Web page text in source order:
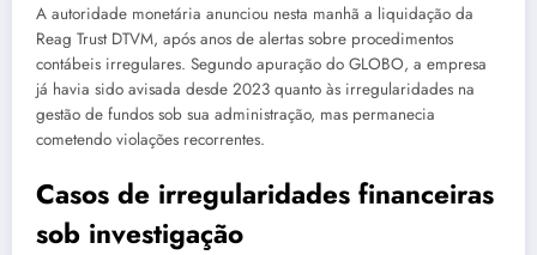
A autoridade monetária anunciou nesta manhã a liquidação da
Reag Trust DTVM, após anos de alertas sobre procedimentos
contábeis irregulares. Segundo apuração do GLOBO, a empresa
já havia sido avisada desde 2023 quanto às irregularidades na
gestão de fundos sob sua administração, mas permanecia
cometendo violações recorrentes.
Casos de irregularidades financeiras
sob investigação